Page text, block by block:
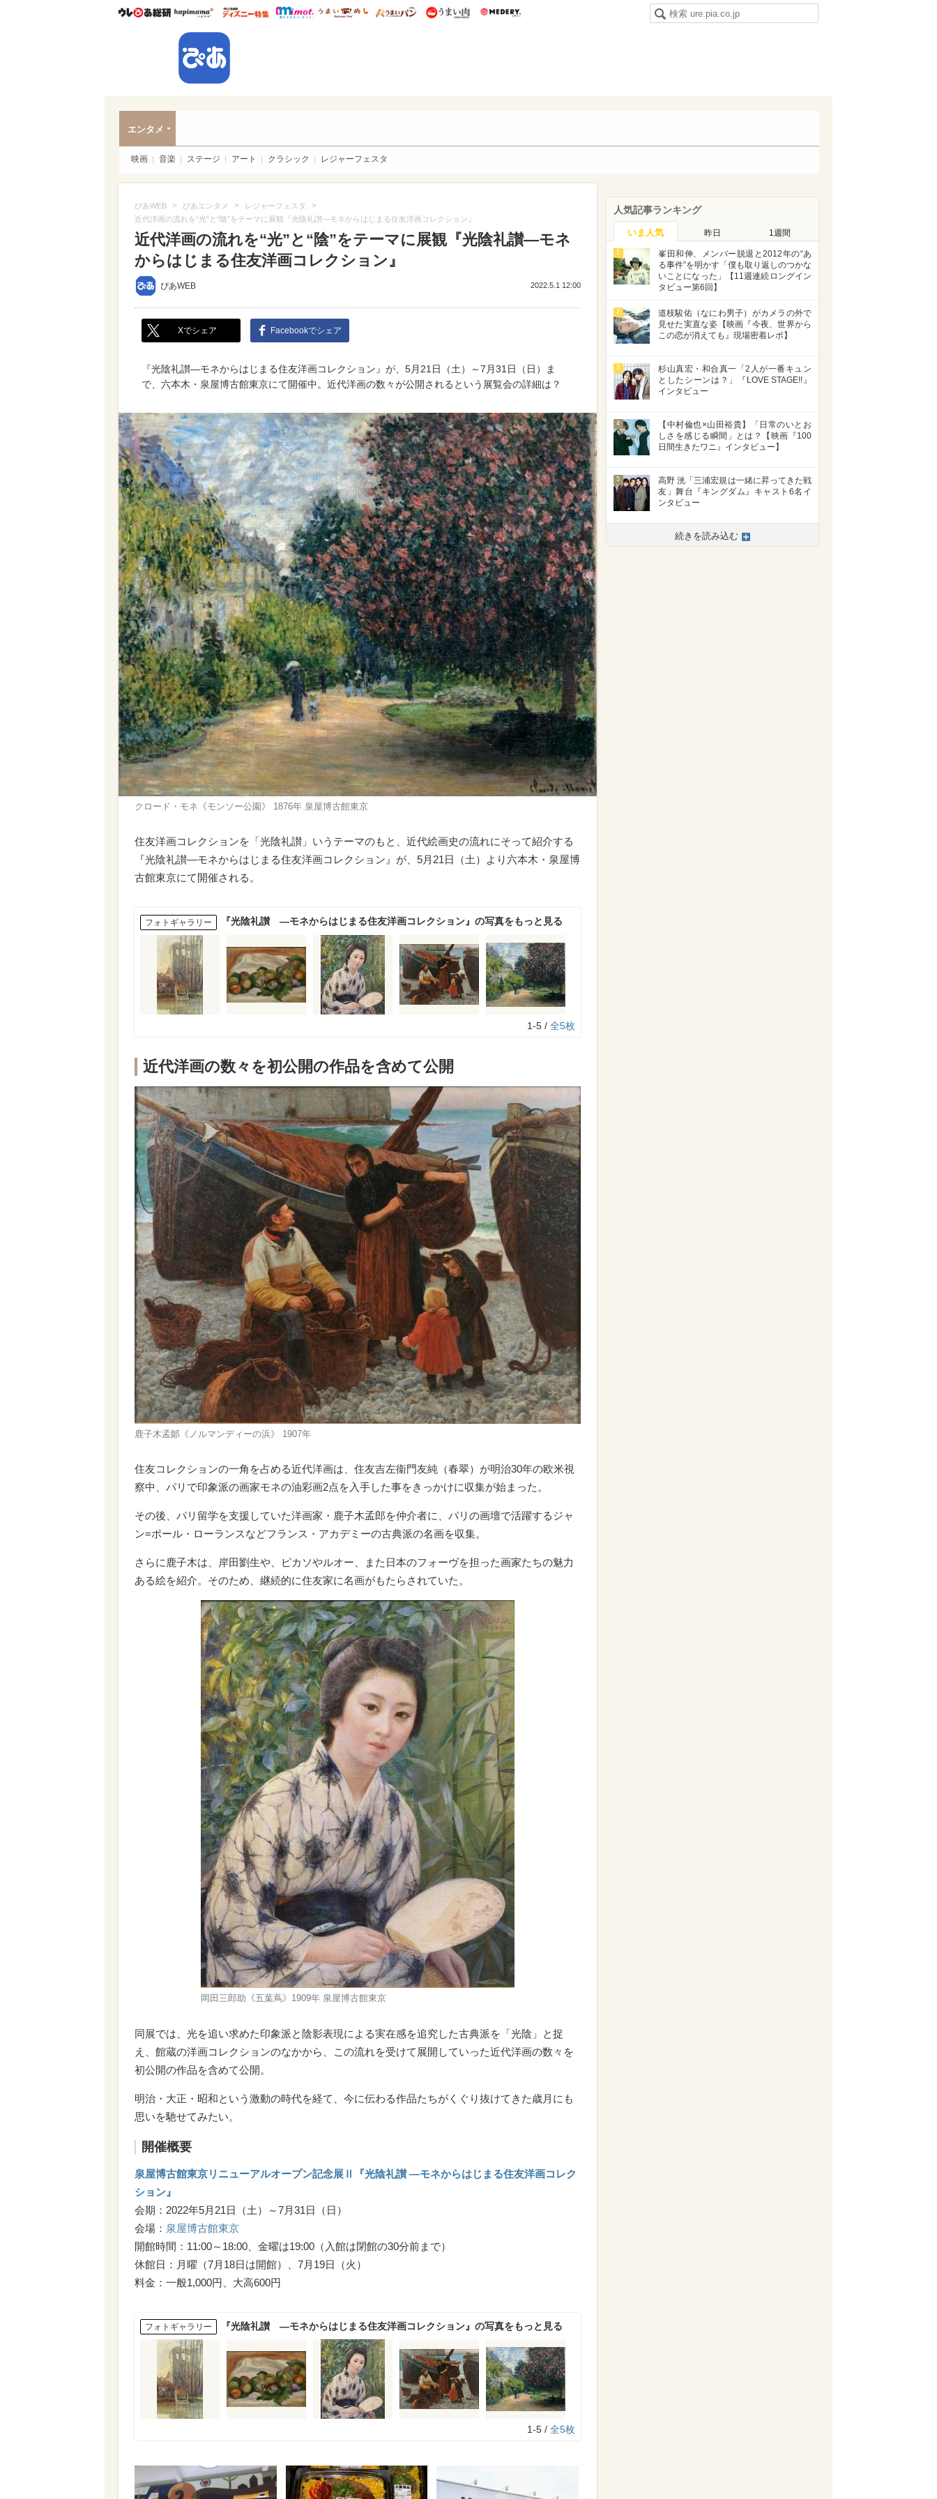
ウレぴあ総研ハピママ* ウレぴあ総研 ディズニー特集
mimot. うまいめし うまいパン うまい肉
エンタメ
映画 音楽 ステージ アート クラシック レジャーフェスタ
ぴあWEB > ぴあエンタメ > レジャーフェスタ >
近代洋画の流れを“光”と“陰”をテーマに展観『光陰礼讃―モネからはじまる住友洋画コレクション』
近代洋画の流れを“光”と“陰”をテーマに展観『光陰礼讃―モネ
からはじまる住友洋画コレクション』
ぴあWEB 2022.5.1 12:00
Xでシェア Facebookでシェア
『光陰礼讃―モネからはじまる住友洋画コレクション』が、5月21日（土）～7月31日（日）ま
で、六本木・泉屋博古館東京にて開催中。近代洋画の数々が公開されるという展覧会の詳細は？
クロード・モネ《モンソー公園》 1876年 泉屋博古館東京
住友洋画コレクションを「光陰礼讃」いうテーマのもと、近代絵画史の流れにそって紹介する
『光陰礼讃―モネからはじまる住友洋画コレクション』が、5月21日（土）より六本木・泉屋博
古館東京にて開催される。
フォトギャラリー 『光陰礼讃 ―モネからはじまる住友洋画コレクション』の写真をもっと見る
1-5 / 全5枚
近代洋画の数々を初公開の作品を含めて公開
鹿子木孟郞《ノルマンディーの浜》 1907年
住友コレクションの一角を占める近代洋画は、住友吉左衞門友純（春翠）が明治30年の欧米視
察中、パリで印象派の画家モネの油彩画2点を入手した事をきっかけに収集が始まった。
その後、パリ留学を支援していた洋画家・鹿子木孟郎を仲介者に、パリの画壇で活躍するジャ
ン=ポール・ローランスなどフランス・アカデミーの古典派の名画を収集。
さらに鹿子木は、岸田劉生や、ピカソやルオー、また日本のフォーヴを担った画家たちの魅力
ある絵を紹介。そのため、継続的に住友家に名画がもたらされていた。
岡田三郎助《五葉蔦》1909年 泉屋博古館東京
同展では、光を追い求めた印象派と陰影表現による実在感を追究した古典派を「光陰」と捉
え、館蔵の洋画コレクションのなかから、この流れを受けて展開していった近代洋画の数々を
初公開の作品を含めて公開。
明治・大正・昭和という激動の時代を経て、今に伝わる作品たちがくぐり抜けてきた歳月にも
思いを馳せてみたい。
開催概要
泉屋博古館東京リニューアルオープン記念展Ⅱ『光陰礼讃 ―モネからはじまる住友洋画コレク
ション』
会期：2022年5月21日（土）～7月31日（日）
会場： 泉屋博古館東京
開館時間：11:00～18:00、金曜は19:00（入館は閉館の30分前まで）
休館日：月曜（7月18日は開館）、7月19日（火）
料金：一般1,000円、大高600円
フォトギャラリー 『光陰礼讃 ―モネからはじまる住友洋画コレクション』の写真をもっと見る
1-5 / 全5枚
人気記事ランキング
いま人気 昨日 1週間
1
峯田和伸、メンバー脱退と2012年の“あ
る事件”を明かす「僕も取り返しのつかな
いことになった」【11週連続ロングイン
タビュー第6回】
2
道枝駿佑（なにわ男子）がカメラの外で
見せた実直な姿【映画『今夜、世界から
この恋が消えても』現場密着レポ】
3
杉山真宏・和合真一「2人が一番キュン
としたシーンは？」『LOVE STAGE!!』
インタビュー
4
【中村倫也×山田裕貴】「日常のいとお
しさを感じる瞬間」とは？【映画『100
日間生きたワニ』インタビュー】
5
高野 洸「三浦宏規は一緒に昇ってきた戦
友」舞台『キングダム』キャスト6名イ
ンタビュー
続きを読み込む